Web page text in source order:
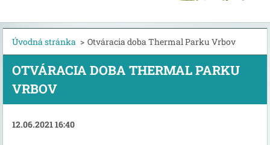
Úvodná stránka > Otváracia doba Thermal Parku Vrbov
OTVÁRACIA DOBA THERMAL PARKU
VRBOV
12.06.2021 16:40